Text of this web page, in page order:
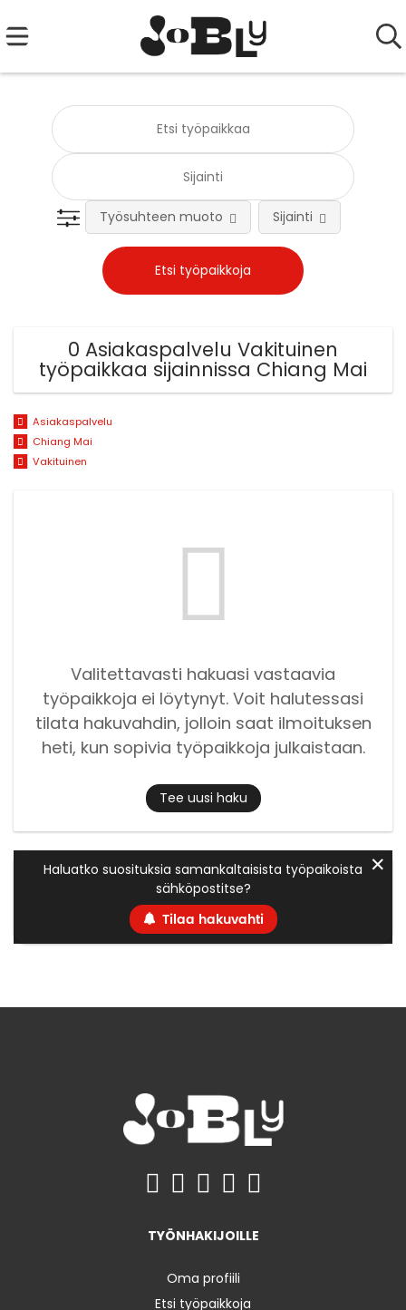
Työsuhteen muoto Sijainti
0 Asiakaspalvelu Vakituinen
työpaikkaa sijainnissa Chiang Mai
Asiakaspalvelu
Chiang Mai
Vakituinen
Valitettavasti hakuasi vastaavia
työpaikkoja ei löytynyt. Voit halutessasi
tilata hakuvahdin, jolloin saat ilmoituksen
heti, kun sopivia työpaikkoja julkaistaan.
Tee uusi haku
Haluatko suosituksia samankaltaisista työpaikoista
sähköpostitse?
Tilaa hakuvahti
✕
TYÖNHAKIJOILLE
Oma profiili
Etsi työpaikkoja